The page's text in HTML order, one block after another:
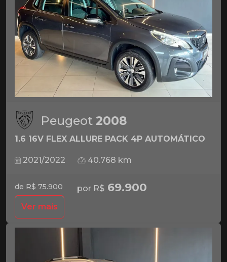
Peugeot 2008
1.6 16V FLEX ALLURE PACK 4P AUTOMÁTICO
2021/2022 40.768 km
de R$ 75.900 por R$ 69.900
Ver mais